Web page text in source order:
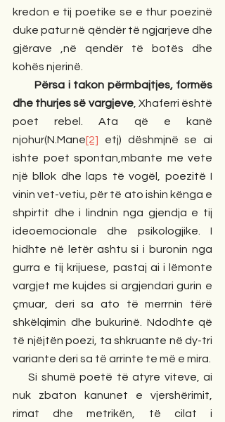
kredon e tij poetike se e thur poezinë
duke patur në qëndër të ngjarjeve dhe
gjërave ,në qendër të botës dhe
kohës njerinë.
dhe thurjes së vargjeve, Xhaferri është
poet rebel. Ata që e kanë
njohur(N.Mane[2] etj) dëshmjnë se ai
ishte poet spontan,mbante me vete
një bllok dhe laps të vogël, poezitë I
vinin vet-vetiu, për të ato ishin kënga e
shpirtit dhe i lindnin nga gjendja e tij
ideoemocionale dhe psikologjike. I
hidhte në letër ashtu si i buronin nga
gurra e tij krijuese, pastaj ai i lëmonte
vargjet me kujdes si argjendari gurin e
çmuar, deri sa ato të merrnin tërë
shkëlqimin dhe bukurinë. Ndodhte që
të njëjtën poezi, ta shkruante në dy-tri
nuk zbaton kanunet e vjershërimit,
rimat dhe metrikën, të cilat i